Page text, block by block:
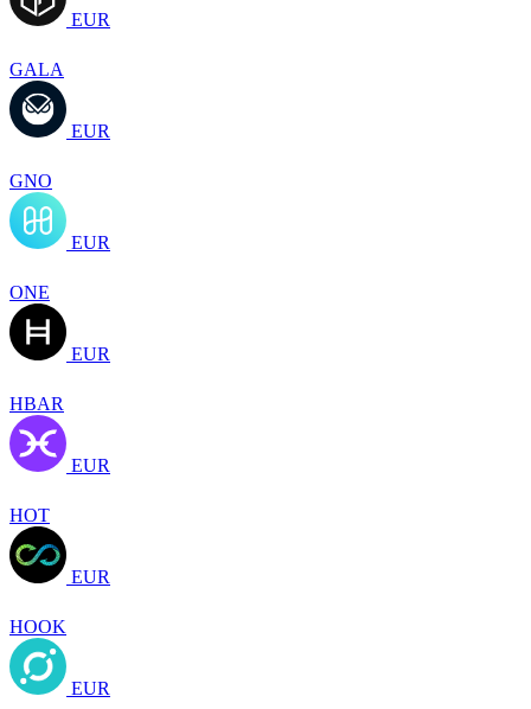
EUR
GALA
EUR
GNO
EUR
ONE
EUR
HBAR
EUR
HOT
EUR
HOOK
EUR